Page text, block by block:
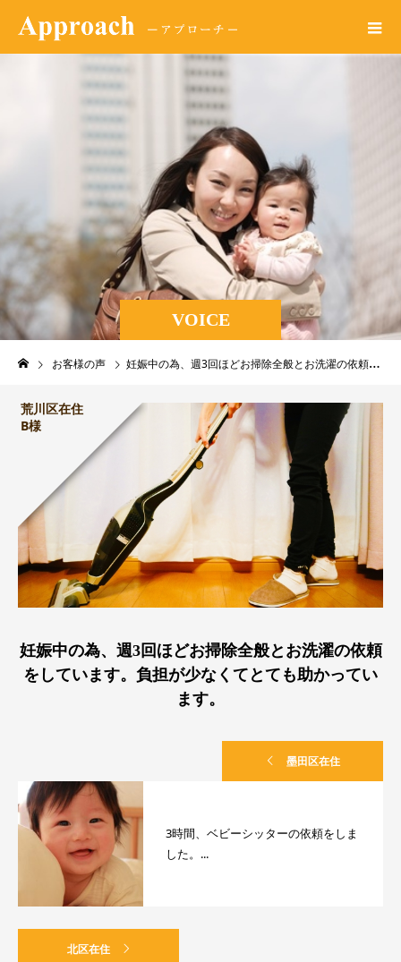
VOICE
お客様の声 妊娠中の為、週3回ほどお掃除全般とお洗濯の依頼をしています。負担が少なくてとても助かっています。
荒川区在住
B様
妊娠中の為、週3回ほどお掃除全般とお洗濯の依頼
をしています。負担が少なくてとても助かってい
ます。
墨田区在住
3時間、ベビーシッターの依頼をしま
した。...
北区在住